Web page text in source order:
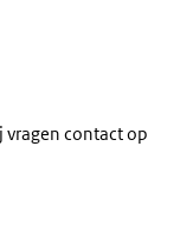
vragen contact op